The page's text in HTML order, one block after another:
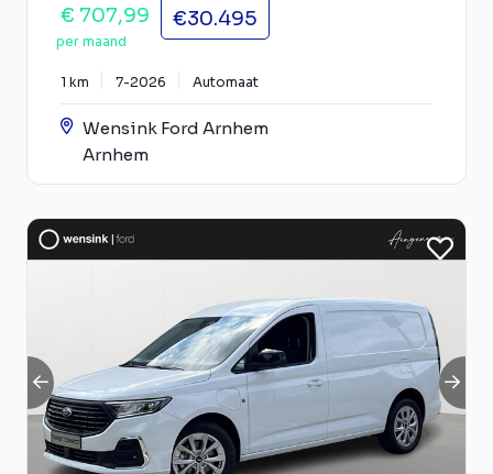
€ 707,99
per maand
€30.495
1 km 7-2026 Automaat
Wensink Ford Arnhem
Arnhem